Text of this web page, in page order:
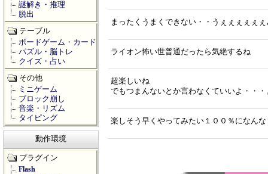
まったくうまくできない・・うぇぇぇぇぇ
ライオン怖い世普通だったら気絶するね
超楽しいね
でもつまんないとか言わなくていいよ・・・
楽しそう早くやってみたい１００％になん
謎解き・推理
脱出
テーブル
ボードゲーム・カード
パズル・脳トレ
クイズ・占い
その他
ミニゲーム
ブロック崩し
音楽・リズム
タイピング
動作環境
プラグイン
Flash